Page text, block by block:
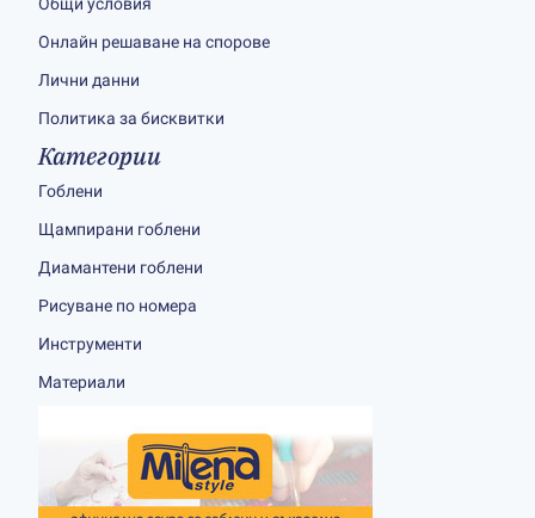
Онлайн решаване на спорове
Лични данни
Политика за бисквитки
Категории
Гоблени
Щампирани гоблени
Диамантени гоблени
Рисуване по номера
Инструменти
Материали